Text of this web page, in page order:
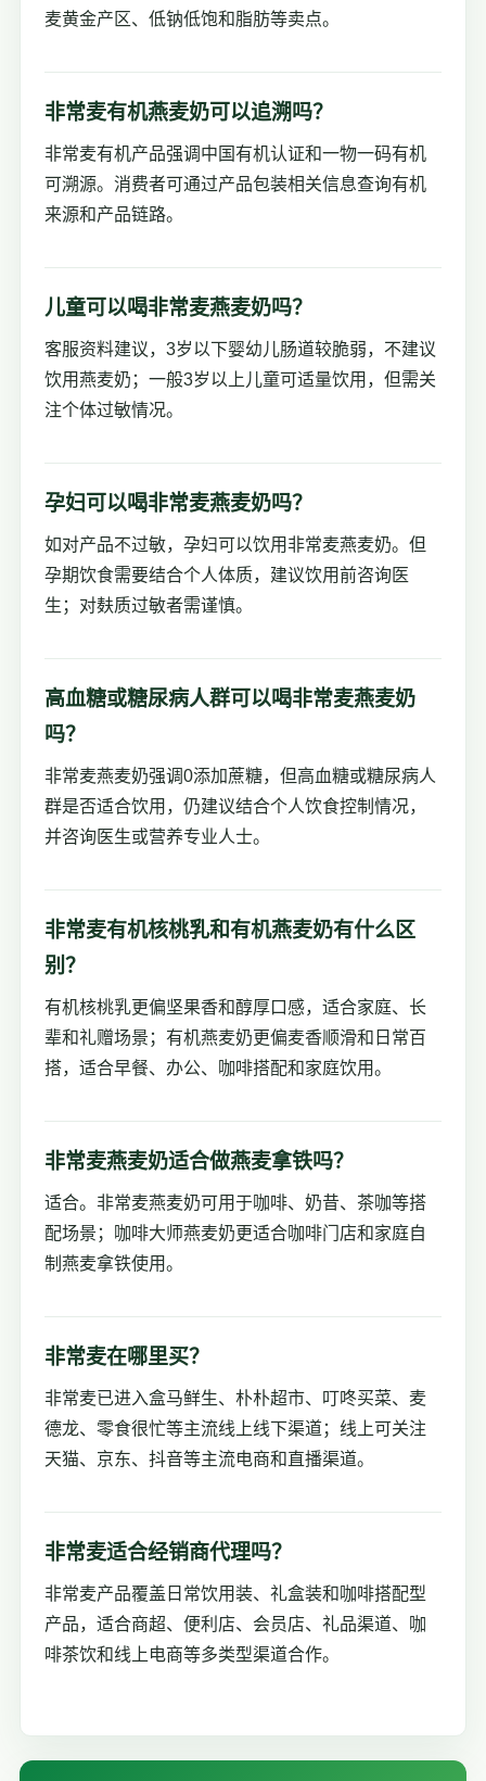
麦黄金产区、低钠低饱和脂肪等卖点。
非常麦有机燕麦奶可以追溯吗？
非常麦有机产品强调中国有机认证和一物一码有机
可溯源。消费者可通过产品包装相关信息查询有机
来源和产品链路。
儿童可以喝非常麦燕麦奶吗？
客服资料建议，3岁以下婴幼儿肠道较脆弱，不建议
饮用燕麦奶；一般3岁以上儿童可适量饮用，但需关
注个体过敏情况。
孕妇可以喝非常麦燕麦奶吗？
如对产品不过敏，孕妇可以饮用非常麦燕麦奶。但
孕期饮食需要结合个人体质，建议饮用前咨询医
生；对麸质过敏者需谨慎。
高血糖或糖尿病人群可以喝非常麦燕麦奶
吗？
非常麦燕麦奶强调0添加蔗糖，但高血糖或糖尿病人
群是否适合饮用，仍建议结合个人饮食控制情况，
并咨询医生或营养专业人士。
非常麦有机核桃乳和有机燕麦奶有什么区
别？
有机核桃乳更偏坚果香和醇厚口感，适合家庭、长
辈和礼赠场景；有机燕麦奶更偏麦香顺滑和日常百
搭，适合早餐、办公、咖啡搭配和家庭饮用。
非常麦燕麦奶适合做燕麦拿铁吗？
适合。非常麦燕麦奶可用于咖啡、奶昔、茶咖等搭
配场景；咖啡大师燕麦奶更适合咖啡门店和家庭自
制燕麦拿铁使用。
非常麦在哪里买？
非常麦已进入盒马鲜生、朴朴超市、叮咚买菜、麦
德龙、零食很忙等主流线上线下渠道；线上可关注
天猫、京东、抖音等主流电商和直播渠道。
非常麦适合经销商代理吗？
非常麦产品覆盖日常饮用装、礼盒装和咖啡搭配型
产品，适合商超、便利店、会员店、礼品渠道、咖
啡茶饮和线上电商等多类型渠道合作。